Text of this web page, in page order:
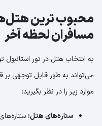
محبوب ترین
مسافران لحظه آخر
به انتخاب هتل در تور
می‌تواند به طور قابل توجهی بر
موارد زیر را در نظر بگیرید:
ستاره‌های هتل: